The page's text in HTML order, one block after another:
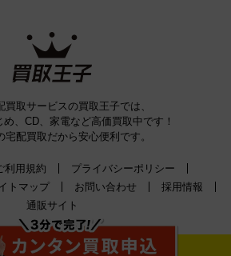
買取サービスの買取王子では、
、CD、家電など高価買取中です！
宅配買取だから安心便利です。
利用規約
プライバシーポリシー
トマップ お問い合わせ
採用情報
通販サイト